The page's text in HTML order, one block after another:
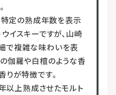
定の熟成年数を表示
ウイスキーですが、山崎
で複雑な味わいを表
伽羅や白檀のような香
りが特徴です。
以上熟成させたモルト